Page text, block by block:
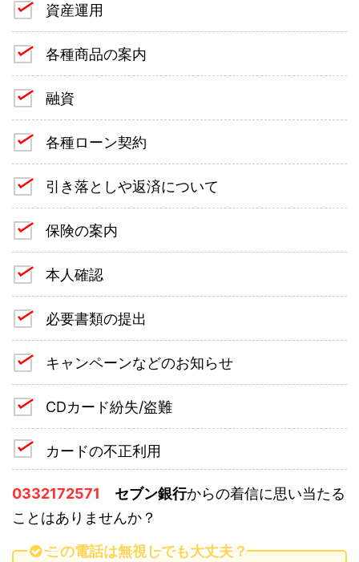
資産運用
各種商品の案内
融資
各種ローン契約
引き落としや返済について
保険の案内
本人確認
必要書類の提出
キャンペーンなどのお知らせ
CDカード紛失/盗難
カードの不正利用
0332172571 セブン銀行からの着信に思い当たる
ことはありませんか？
この電話は無視しても大丈夫？